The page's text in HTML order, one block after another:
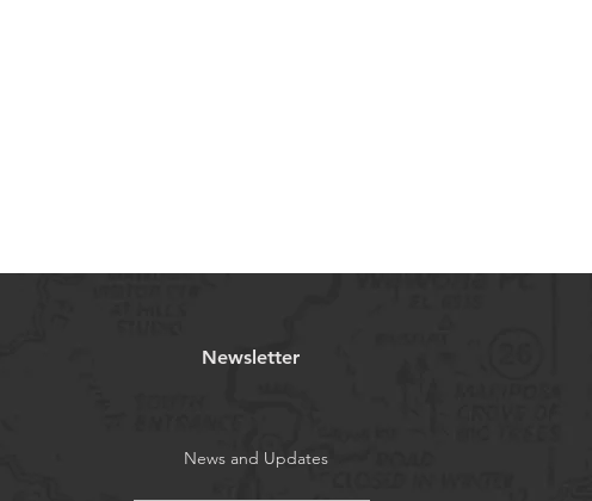
Newsletter
News and Updates